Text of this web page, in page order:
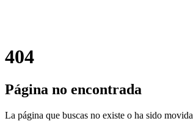
404
Página no encontrada
La página que buscas no existe o ha sido movida